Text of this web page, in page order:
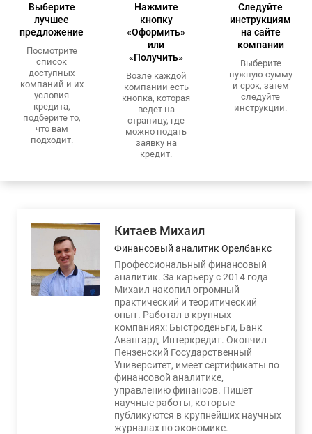
Выберите
лучшее
предложение
Посмотрите
список
доступных
компаний и их
условия
кредита,
подберите то,
что вам
подходит.
Нажмите
кнопку
«Оформить»
или
«Получить»
Возле каждой
компании есть
кнопка, которая
ведет на
страницу, где
можно подать
заявку на
кредит.
Следуйте
инструкциям
на сайте
компании
Выберите
нужную сумму
и срок, затем
следуйте
инструкции.
Китаев Михаил
Финансовый аналитик Орелбанкс
Профессиональный финансовый
аналитик. За карьеру с 2014 года
Михаил накопил огромный
практический и теоритический
опыт. Работал в крупных
компаниях: Быстроденьги, Банк
Авангард, Интеркредит. Окончил
Пензенский Государственный
Университет, имеет сертификаты по
финансовой аналитике,
управлению финансов. Пишет
научные работы, которые
публикуются в крупнейших научных
журналах по экономике.